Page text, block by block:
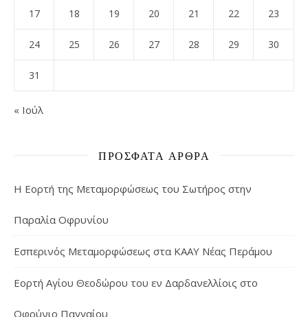
17 18 19 20 21 22 23
24 25 26 27 28 29 30
31
« Ιούλ
ΠΡΌΣΦΑΤΑ ΆΡΘΡΑ
Η Εορτή της Μεταμορφώσεως του Σωτήρος στην
Παραλία Οφρυνίου
Εσπερινός Μεταμορφώσεως στα ΚΑΑΥ Νέας Περάμου
Εορτή Αγίου Θεοδώρου του εν Δαρδανελλίοις στο
Οφρύνιο Παγγαίου